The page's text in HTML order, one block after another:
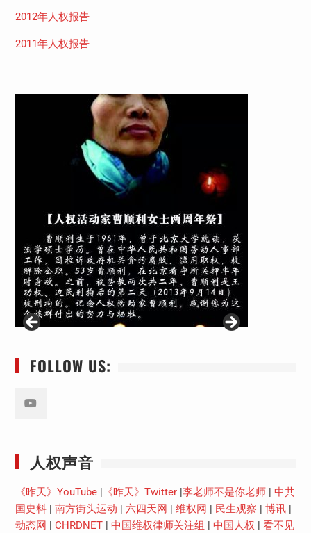
2012年人权报告
2011年人权报告
FOLLOW US:
人权声音
《昨天》YouTube| 《昨天》Twitter| 李老师不是你老师| 中共
国史料| 南方街头运动 六四天网 维权网 民生观察 博讯|
动态网
CHRDNET| 中国维权律师关注组 中国人权
看不见